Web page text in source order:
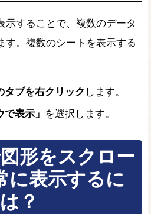
示することで、複数のデータ
す。複数のシートを表示する
タブを右クリック します。
で表示」 を選択します。
形をスクロー
に表示するに
は？